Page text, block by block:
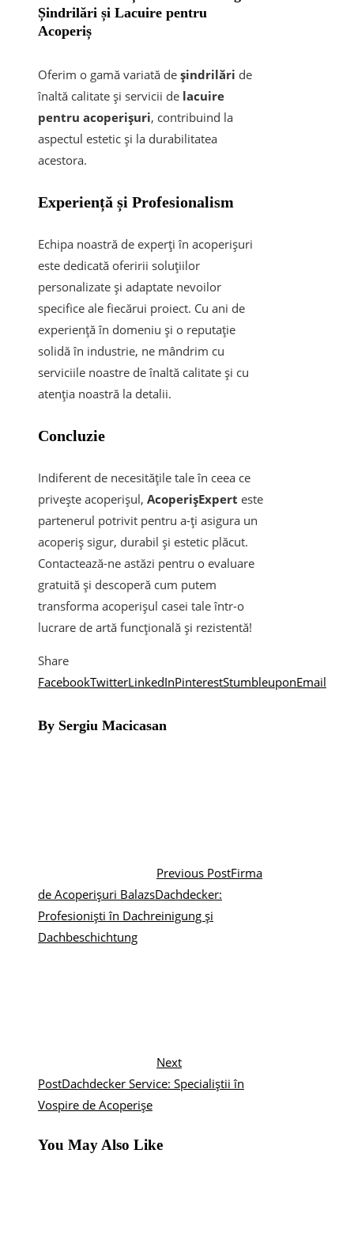
Șindrilări și Lacuire pentru
Acoperiș
Oferim o gamă variată de șindrilări de
înaltă calitate și servicii de lacuire
pentru acoperișuri, contribuind la
aspectul estetic și la durabilitatea
acestora.
Experiență și Profesionalism
Echipa noastră de experți în acoperișuri
este dedicată oferirii soluțiilor
personalizate și adaptate nevoilor
specifice ale fiecărui proiect. Cu ani de
experiență în domeniu și o reputație
solidă în industrie, ne mândrim cu
serviciile noastre de înaltă calitate și cu
atenția noastră la detalii.
Concluzie
Indiferent de necesitățile tale în ceea ce
privește acoperișul, AcoperișExpert este
partenerul potrivit pentru a-ți asigura un
acoperiș sigur, durabil și estetic plăcut.
Contactează-ne astăzi pentru o evaluare
gratuită și descoperă cum putem
transforma acoperișul casei tale într-o
lucrare de artă funcțională și rezistentă!
Share
FacebookTwitterLinkedInPinterestStumbleuponEmail
By Sergiu Macicasan
Previous PostFirma
de Acoperișuri BalazsDachdecker:
Profesioniști în Dachreinigung și
Dachbeschichtung
Next
PostDachdecker Service: Specialiștii în
Vospire de Acoperișe
You May Also Like